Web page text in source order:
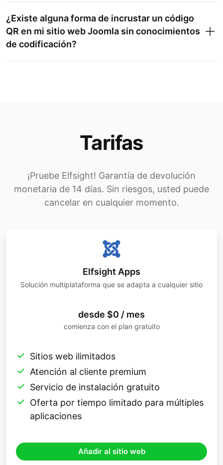
¿Existe alguna forma de incrustar un código
QR en mi sitio web Joomla sin conocimientos
de codificación?
Tarifas
¡Pruebe Elfsight! Garantía de devolución
monetaria de 14 días. Sin riesgos, usted puede
cancelar en cualquier momento.
Elfsight Apps
Solución multiplataforma que se adapta a cualquier sitio
desde $0 / mes
comienza con el plan gratuito
Sitios web ilimitados
Atención al cliente premium
Servicio de instalación gratuito
Oferta por tiempo limitado para múltiples
aplicaciones
Añadir al sitio web